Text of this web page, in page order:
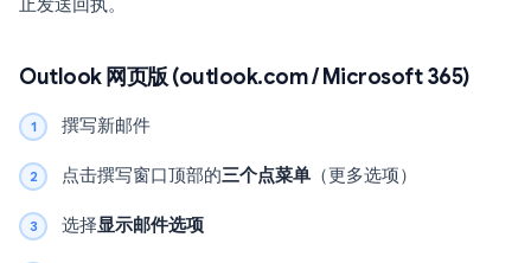
止发送回执。
Outlook 网页版 (outlook.com / Microsoft 365)
撰写新邮件
点击撰写窗口顶部的三个点菜单 （更多选项）
选择显示邮件选项